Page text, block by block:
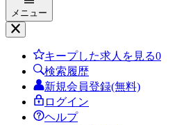
メニュー
キープした求人を見る0
検索履歴
新規会員登録(無料)
ログイン
ヘルプ